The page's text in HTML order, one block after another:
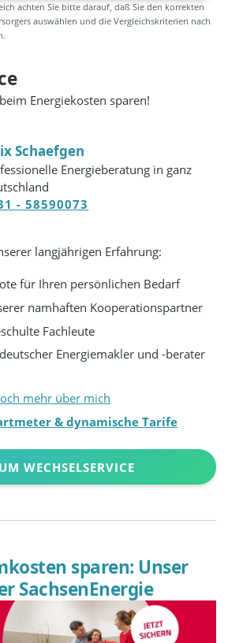
achten Sie bitte darauf, daß Sie den korrekten
auswählen und die Vergleichskriterien nach
Energiekosten sparen!
Schaefgen
Energieberatung in ganz
- 58590073
langjährigen Erfahrung:
für Ihren persönlichen Bedarf
namhaften Kooperationspartner
Fachleute
Energiemakler und -berater
mehr über mich
& dynamische Tarife
WECHSELSERVICE
sparen: Unser
SachsenEnergie